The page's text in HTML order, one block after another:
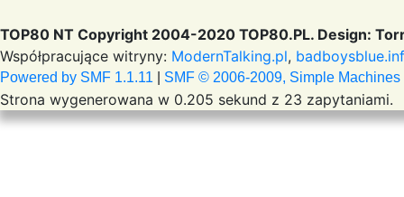
TOP80 NT Copyright 2004-2020 TOP80.PL. Design:
Współpracujące witryny: ModernTalking.pl,
Powered by SMF 1.1.11 SMF © 2006-2009, Simple Machines
Strona wygenerowana w 0.205 sekund z 23 zapytaniami.